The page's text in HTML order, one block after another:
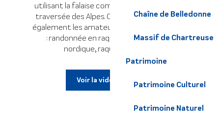
Chaîne de Belledonne
Massif de Chartreuse
Patrimoine
Patrimoine Culturel
Patrimoine Naturel
utilisant la falaise comme dossier, lors de sa
traversée des Alpes. Ce lieu privilégié séduit
également les amateurs d’activités outdoor
: randonnée en raquettes, ski alpin et
nordique, raquettes, luge…
Voir la vidéo hiver